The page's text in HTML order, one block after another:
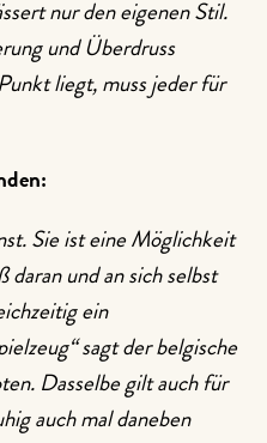
nur den eigenen Stil.
und Überdruss
liegt, muss jeder für
Sie ist eine Möglichkeit
daran und an sich selbst
ein
sagt der belgische
Dasselbe gilt auch für
auch mal daneben